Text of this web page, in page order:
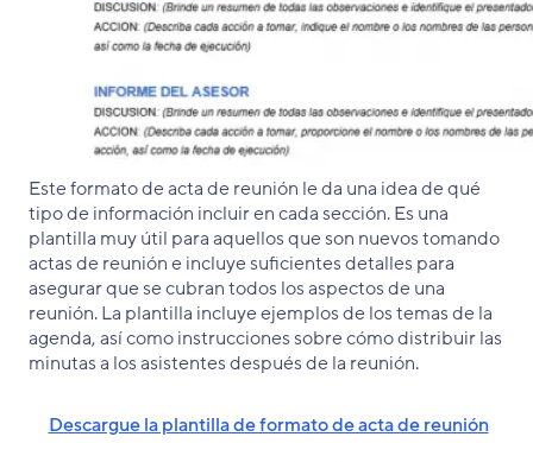
Este formato de acta de reunión le da una idea de qué
tipo de información incluir en cada sección. Es una
plantilla muy útil para aquellos que son nuevos tomando
actas de reunión e incluye suficientes detalles para
asegurar que se cubran todos los aspectos de una
reunión. La plantilla incluye ejemplos de los temas de la
agenda, así como instrucciones sobre cómo distribuir las
minutas a los asistentes después de la reunión.
Descargue la plantilla de formato de acta de reunión